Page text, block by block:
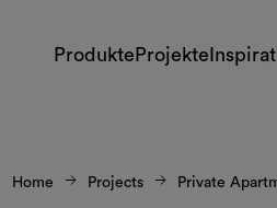
Produkte Projekte
Home Projects Private